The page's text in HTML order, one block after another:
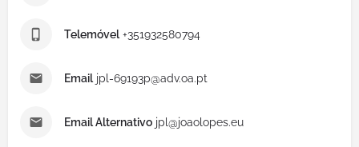
Telemóvel+351932580794
Emailjpl-69193p@adv.oa.pt
Email Alternativo jpl@joaolopes.eu